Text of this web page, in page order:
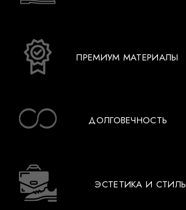
ПРЕМИУМ МАТЕРИАЛЫ
ДОЛГОВЕЧНОСТЬ
ЭСТЕТИКА И СТИЛЬ